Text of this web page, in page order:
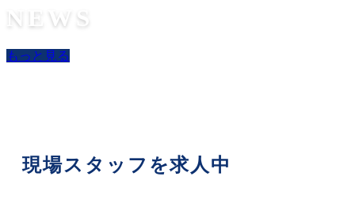
NEWS
もっと見る
現場スタッフを求人中